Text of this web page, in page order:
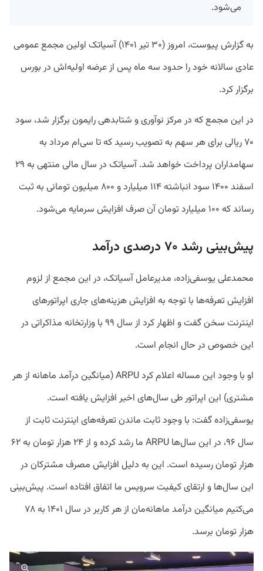
می‌شود.
به گزارش پیوست، امروز (۳۰ تیر ۱۴۰۱) آسیاتک اولین مجمع عمومی
عادی سالانه خود را حدود سه ماه پس از عرضه اولیه‌اش در بورس
برگزار کرد.
در این مجمع که در مرکز نوآوری و شتابدهی رایمون برگزار شد،‌ سود
۷۰ ریالی برای هر سهم به تصویب رسید که تا سی‌ام مرداد به
سهامداران پرداخت خواهد شد. آسیاتک در سال مالی منتهی به ۲۹
اسفند ۱۴۰۰ سود انباشته ۱۱۴ میلیارد و ۸۰۰ میلیون تومانی به ثبت
رساند که ۱۰۰ میلیارد تومان آن صرف افزایش سرمایه می‌شود.
پیش‌بینی رشد ۷۰ درصدی درآمد
محمدعلی یوسفی‌زاده، مدیرعامل آسیاتک، در این مجمع از لزوم
افزایش تعرفه‌‌ها با توجه به افزایش هزینه‌های جاری اپراتورهای
اینترنت سخن گفت و اظهار کرد از سال ۹۹ با وزارتخانه مذاکراتی در
این خصوص در حال انجام است.
او با وجود این مساله اعلام کرد ARPU (میانگین درآمد ماهانه از هر
مشتری) این اپراتور طی سال‌های اخیر افزایش یافته است.
یوسفی‌زاده گفت‌: با وجود ثابت ماندن تعرفه‌های اینترنت ثابت از
سال ۹۶،‌ در این سال‌ها ARPU ما رشد کرده و از ۲۴ هزار تومان به ۶۲
هزار تومان رسیده است. این به دلیل افزایش مصرف مشترکان در
این سال‌ها و ارتقای کیفیت سرویس‌ ما اتفاق افتاده است. پیش‌بینی
می‌کنیم میانگین درآمد ماهانه‌مان از هر کاربر در سال ۱۴۰۱ به ۷۸
هزار تومان برسد.